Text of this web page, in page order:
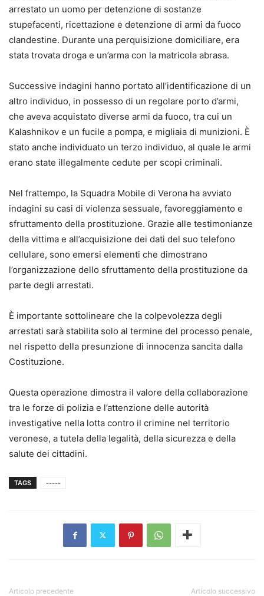
arrestato un uomo per detenzione di sostanze
stupefacenti, ricettazione e detenzione di armi da fuoco
clandestine. Durante una perquisizione domiciliare, era
stata trovata droga e un’arma con la matricola abrasa.
Successive indagini hanno portato all’identificazione di un
altro individuo, in possesso di un regolare porto d’armi,
che aveva acquistato diverse armi da fuoco, tra cui un
Kalashnikov e un fucile a pompa, e migliaia di munizioni. È
stato anche individuato un terzo individuo, al quale le armi
erano state illegalmente cedute per scopi criminali.
Nel frattempo, la Squadra Mobile di Verona ha avviato
indagini su casi di violenza sessuale, favoreggiamento e
sfruttamento della prostituzione. Grazie alle testimonianze
della vittima e all’acquisizione dei dati del suo telefono
cellulare, sono emersi elementi che dimostrano
l’organizzazione dello sfruttamento della prostituzione da
parte degli arrestati.
È importante sottolineare che la colpevolezza degli
arrestati sarà stabilita solo al termine del processo penale,
nel rispetto della presunzione di innocenza sancita dalla
Costituzione.
Questa operazione dimostra il valore della collaborazione
tra le forze di polizia e l’attenzione delle autorità
investigative nella lotta contro il crimine nel territorio
veronese, a tutela della legalità, della sicurezza e della
salute dei cittadini.
TAGS -----
Articolo precedente Articolo successivo